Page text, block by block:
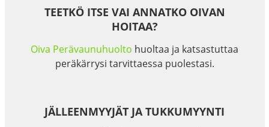
TEETKÖ ITSE VAI ANNATKO OIVAN
HOITAA?
Oiva Perävaunuhuolto huoltaa ja katsastuttaa
peräkärrysi tarvittaessa puolestasi.
JÄLLEENMYYJÄT JA TUKKUMYYNTI